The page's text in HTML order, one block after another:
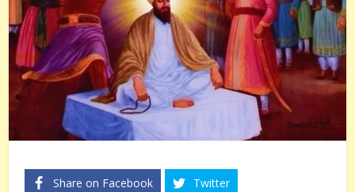
Share on Facebook Twitter